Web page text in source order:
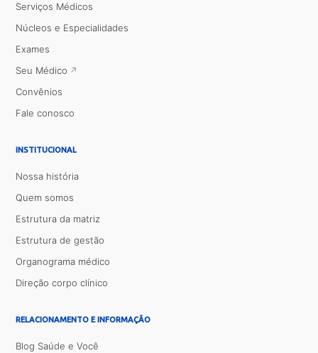
Serviços Médicos
Núcleos e Especialidades
Exames
Seu Médico
Convênios
Fale conosco
INSTITUCIONAL
Nossa história
Quem somos
Estrutura da matriz
Estrutura de gestão
Organograma médico
Direção corpo clínico
RELACIONAMENTO E INFORMAÇÃO
Blog Saúde e Você